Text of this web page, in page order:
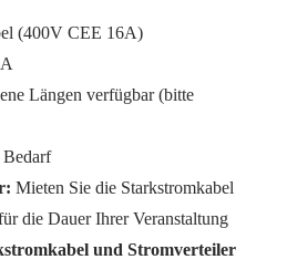
(400V CEE 16A)
Längen verfügbar (bitte
Mieten Sie die Starkstromkabel
die Dauer Ihrer Veranstaltung
und Stromverteiler